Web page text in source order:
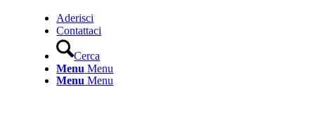
Menu Menu
Aderisci
Contattaci
Cerca
Menu Menu